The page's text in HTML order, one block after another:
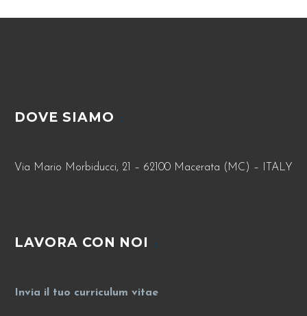
DOVE SIAMO
Via Mario Morbiducci, 21 – 62100 Macerata (MC) – ITALY
LAVORA CON NOI
Invia il tuo curriculum vitae